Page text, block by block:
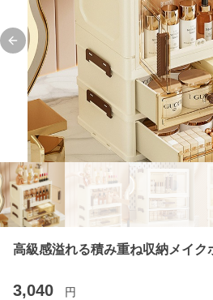
Previous slide
高級感溢れる積み重ね収納メイク
3,040 円